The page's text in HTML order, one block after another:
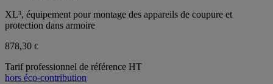
XL³, équipement pour montage des appareils de coupure et
protection dans armoire
878,30 €
Tarif professionnel de référence HT
hors éco-contribution